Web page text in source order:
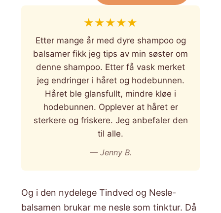
★★★★★
Etter mange år med dyre shampoo og
balsamer fikk jeg tips av min søster om
denne shampoo. Etter få vask merket
jeg endringer i håret og hodebunnen.
Håret ble glansfullt, mindre kløe i
hodebunnen. Opplever at håret er
sterkere og friskere. Jeg anbefaler den
til alle.
— Jenny B.
Og i den nydelege Tindved og Nesle-
balsamen brukar me nesle som tinktur. Då